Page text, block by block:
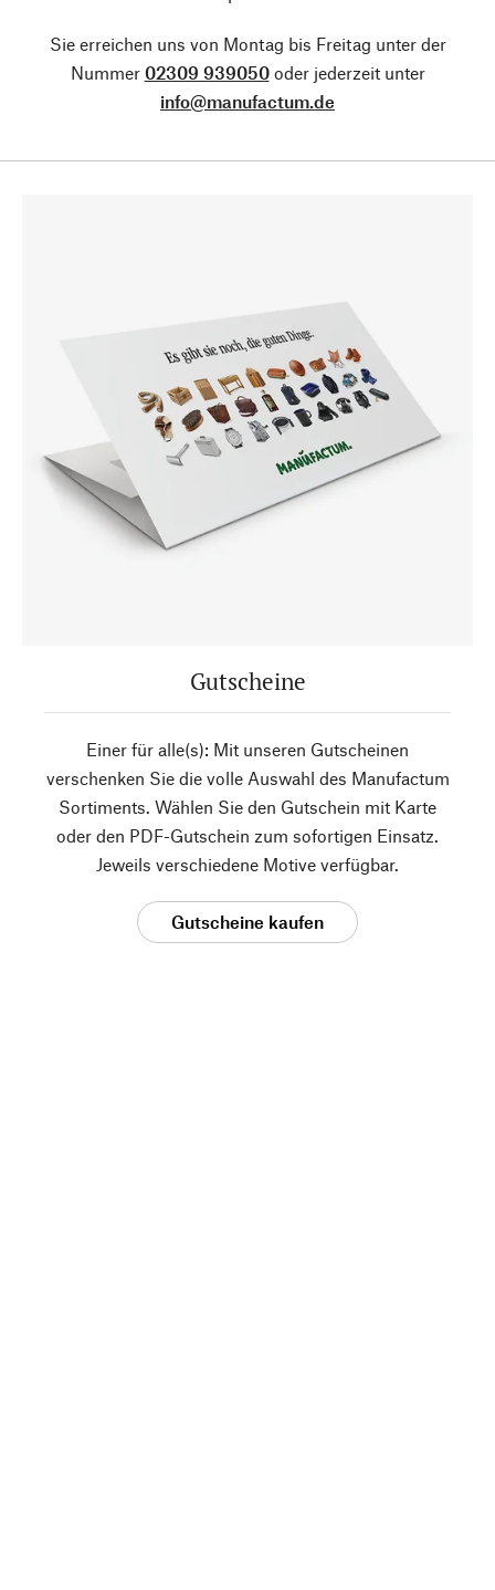
Sie erreichen uns von Montag bis Freitag unter der
Nummer 02309 939050oder jederzeit unter
info@manufactum.de
Gutscheine
Einer für alle(s): Mit unseren Gutscheinen
verschenken Sie die volle Auswahl des Manufactum
Sortiments. Wählen Sie den Gutschein mit Karte
oder den PDF-Gutschein zum sofortigen Einsatz.
Jeweils verschiedene Motive verfügbar.
Gutscheine kaufen